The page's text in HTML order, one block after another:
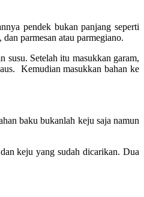
pendek bukan panjang seperti
parmesan atau parmegiano.
susu. Setelah itu masukkan garam,
Kemudian masukkan bahan ke
baku bukanlah keju saja namun
keju yang sudah dicarikan. Dua